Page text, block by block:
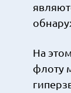
На
флоту